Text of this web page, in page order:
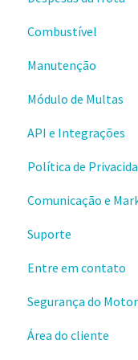
Tratativas de
Condução
Combustível
Primeiros passos
Usando a gestão
Problemas e
Integração
Manutenção
Módulo de Multas
API e Integrações
Comece por aqui
Aplicativos
Webhooks
Política de
Comunicação e
Sobre o produto
Materiais e
Cursos da Cobli
Suporte
Envio e
Dispositivos
Entre em contato
Segurança do
Alertas
Área do cliente